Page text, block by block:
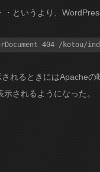
・というより、
404 /kotou/
れるときにはApache
されるようになった。